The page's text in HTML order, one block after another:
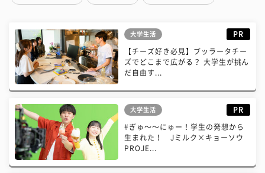
大学生活 PR
【チーズ好き必見】ブッラータチー
ズでどこまで広がる？ 大学生が挑ん
だ自由す...
大学生活 PR
#ぎゅ〜〜にゅー！学生の発想から
生まれた！ Jミルク×キョーソウ
PROJE...